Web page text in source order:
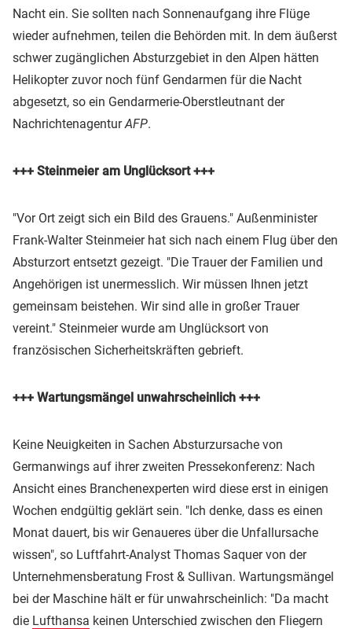
Nacht ein. Sie sollten nach Sonnenaufgang ihre Flüge
wieder aufnehmen, teilen die Behörden mit. In dem äußerst
schwer zugänglichen Absturzgebiet in den Alpen hätten
Helikopter zuvor noch fünf Gendarmen für die Nacht
abgesetzt, so ein Gendarmerie-Oberstleutnant der
NachrichtenagenturAFP.
+++ Steinmeier am Unglücksort +++
"Vor Ort zeigt sich ein Bild des Grauens." Außenminister
Frank-Walter Steinmeier hat sich nach einem Flug über den
Absturzort entsetzt gezeigt. "Die Trauer der Familien und
Angehörigen ist unermesslich. Wir müssen Ihnen jetzt
gemeinsam beistehen. Wir sind alle in großer Trauer
vereint." Steinmeier wurde am Unglücksort von
französischen Sicherheitskräften gebrieft.
+++ Wartungsmängel unwahrscheinlich +++
Keine Neuigkeiten in Sachen Absturzursache von
Germanwings auf ihrer zweiten Pressekonferenz: Nach
Ansicht eines Branchenexperten wird diese erst in einigen
Wochen endgültig geklärt sein. "Ich denke, dass es einen
Monat dauert, bis wir Genaueres über die Unfallursache
wissen", so Luftfahrt-Analyst Thomas Saquer von der
Unternehmensberatung Frost & Sullivan. Wartungsmängel
bei der Maschine hält er für unwahrscheinlich: "Da macht
die Lufthansa keinen Unterschied zwischen den Fliegern